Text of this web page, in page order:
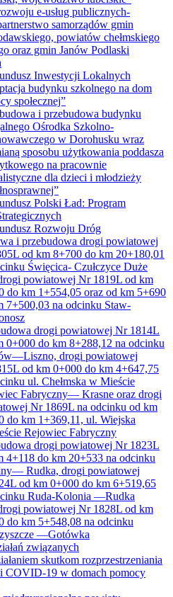
e-usług publicznych-
samorządów gmin
powiatów chełmskiego
oraz gmin Janów Podlaski
Inwestycji Lokalnych
budynku szkolnego na dom
społecznej”
i przebudowa budynku
Ośrodka Szkolno-
w Dorohusku wraz
sposobu użytkowania poddasza
na pracownie
dla dzieci i młodzieży
Polski Ład: Program
Rozwoju Dróg
i przebudowa drogi powiatowej
od km 8+700 do km 20+180,01
Święcica- Czułczyce Duże
powiatowej Nr 1819L od km
do km 1+554,05 oraz od km 5+690
7+500,03 na odcinku Staw-
drogi powiatowej Nr 1814L
0+000 do km 8+288,12 na odcinku
drogi powiatowej
od km 0+000 do km 4+647,75
ul. Chełmska w Mieście
Fabryczny— Krasne oraz drogi
Nr 1869L na odcinku od km
do km 1+369,11, ul. Wiejska
Rejowiec Fabryczny
drogi powiatowej Nr 1823L
4+118 do km 20+533 na odcinku
Rudka, drogi powiatowej
od km 0+000 do km 6+519,65
Ruda-Kolonia —Rudka
powiatowej Nr 1828L od km
do km 5+548,08 na odcinku
—Gotówka
związanych
skutkom rozprzestrzeniania
COVID-19 w domach pomocy